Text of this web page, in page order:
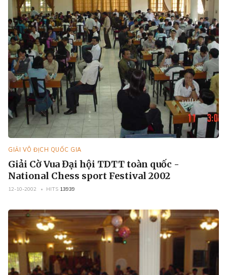
GIẢI VÔ ĐỊCH QUỐC GIA
Giải Cờ Vua Đại hội TDTT toàn quốc -
National Chess sport Festival 2002
12-10-2002 HITS 13939